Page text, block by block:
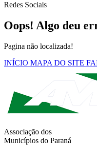
Redes Sociais
Oops! Algo deu
Pagina não localizada!
INÍCIO MAPA DO SITE
Associação dos
Municípios do Paraná